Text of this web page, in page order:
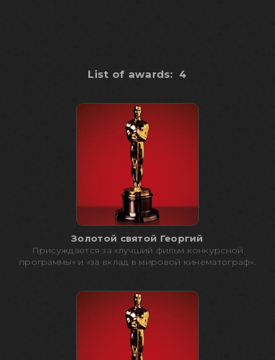
List of awards:4
Золотой святой Георгий
Присуждается за «лучший фильм конкурсной
программы» и «за вклад в мировой кинематограф».